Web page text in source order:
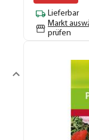
Lieferbar
Markt
prüfen